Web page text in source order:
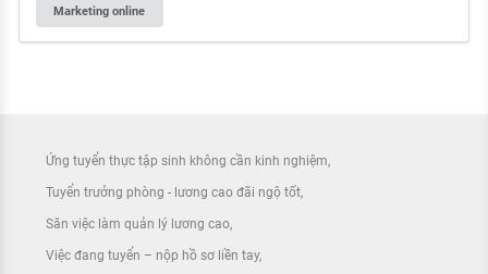
Marketing online
Ứng tuyển thực tập sinh không cần kinh nghiệm
Tuyển trưởng phòng - lương cao đãi ngộ tốt
Săn việc làm quản lý lương cao
Việc đang tuyển – nộp hồ sơ liền tay